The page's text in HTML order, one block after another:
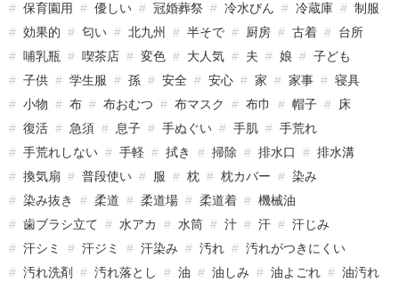
保育園用
優しい 冠婚葬祭 冷水びん 冷蔵庫
制服
効果的
匂い 北九州 半そで 厨房 古着
台所
哺乳瓶
喫茶店 変色 大人気 夫 娘
子ども
子供
学生服 孫 安全 安心 家 家事
寝具
小物
布 布おむつ 布マスク 布巾 帽子
床
復活
急須 息子 手ぬぐい 手肌
手荒れ
手荒れしない
手軽 拭き 掃除 排水口
排水溝
換気扇
普段使い 服 枕 枕カバー
染み
染み抜き
柔道 柔道場 柔道着
機械油
歯ブラシ立て
水アカ 水筒 汁 汗
汗じみ
汗シミ
汗ジミ 汗染み 汚れ
汚れがつきにくい
汚れ洗剤
汚れ落とし 油 油しみ 油よごれ
油汚れ